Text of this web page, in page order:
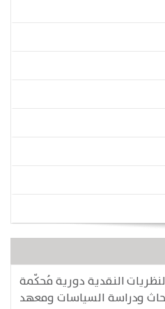
النقدية دورية مُحكّمة
ودراسة السياسات ومعهد